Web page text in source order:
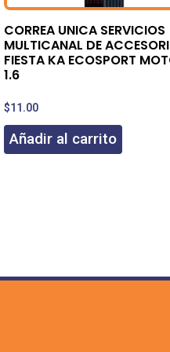
CORREA UNICA SERVICIOS
MULTICANAL DE
FIESTA KA ECOSPORT
1.6
$11.00
Añadir al carrito